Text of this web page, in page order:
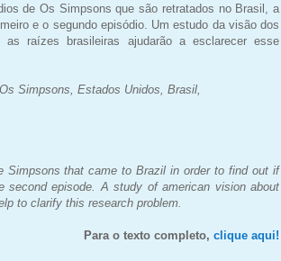
de Os Simpsons que são retratados no Brasil, a
e o segundo episódio. Um estudo da visão dos
raízes brasileiras ajudarão a esclarecer esse
Simpsons, Estados Unidos, Brasil,
Simpsons that came to Brazil in order to findout if
second episode. A study of american vision about
to clarify this research problem.
Para o texto completo, clique aqui!